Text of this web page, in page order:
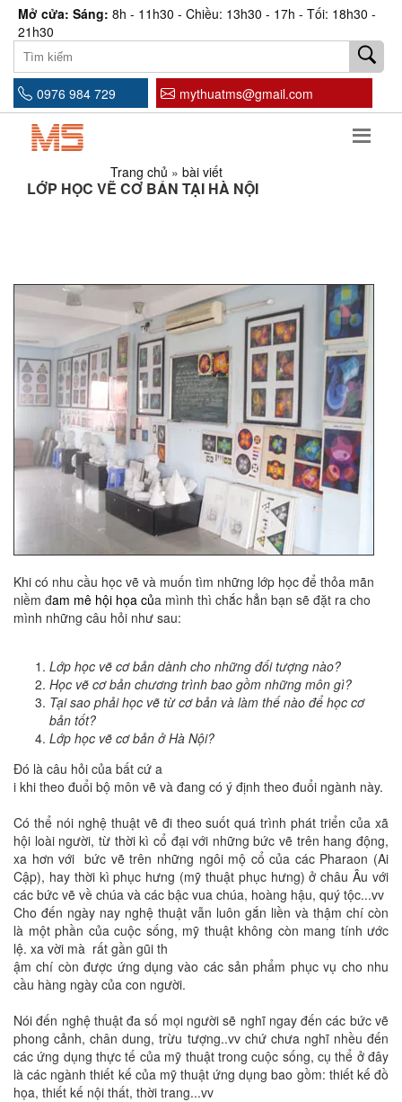
Mở cửa: Sáng: 8h - 11h30 - Chiều: 13h30 - 17h - Tối: 18h30 -
21h30
0976 984 729 mythuatms@gmail.com
Trang chủ » bài viết
LỚP HỌC VẼ CƠ BẢN TẠI HÀ NỘI
Khi có nhu cầu học vẽ và muốn tìm những lớp học để thỏa mãn
niềm đam mê hội họa của mình thì chắc hẳn bạn sẽ đặt ra cho
mình những câu hỏi như sau:
Lớp học vẽ cơ bản dành cho những đối tượng nào?
Học vẽ cơ bản chương trình bao gồm những môn gì?
Tại sao phải học vẽ từ cơ bản và làm thế nào để học cơ
bản tốt?
Lớp học vẽ cơ bản ở Hà Nội?
Đó là câu hỏi của bất cứ a
i khi theo đuổi bộ môn vẽ và đang có ý định theo đuổi ngành này.
Có thể nói nghệ thuật vẽ đi theo suốt quá trình phát triển của xã
hội loài người, từ thời kì cổ đại với những bức vẽ trên hang động,
xa hơn với bức vẽ trên những ngôi mộ cổ của các Pharaon (Ai
Cập), hay thời kì phục hưng (mỹ thuật phục hưng) ở châu Âu với
các bức vẽ về chúa và các bậc vua chúa, hoàng hậu, quý tộc...vv
Cho đến ngày nay nghệ thuật vẫn luôn gắn liền và thậm chí còn
là một phần của cuộc sống, mỹ thuật không còn mang tính ước
lệ. xa vời mà rất gần gũi th
ậm chí còn được ứng dụng vào các sản phẩm phục vụ cho nhu
cầu hàng ngày của con người.
Nói đến nghệ thuật đa số mọi người sẽ nghĩ ngay đến các bức vẽ
phong cảnh, chân dung, trừu tượng..vv chứ chưa nghĩ nhều đến
các ứng dụng thực tế của mỹ thuật trong cuộc sống, cụ thể ở đây
là các ngành thiết kế của mỹ thuật ứng dụng bao gồm: thiết kế đồ
họa, thiết kế nội thất, thời trang...vv